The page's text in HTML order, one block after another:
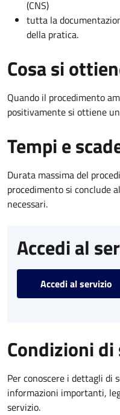
(CNS)
tutta la
della pratica.
Cosa si
Quando il procedimento
positivamente si ottiene
Tempi e
Durata massima del
procedimento si conclude
necessari.
Accedi al
Accedi al servizio
Condizioni
Per conoscere i dettagli di
informazioni importanti,
servizio.